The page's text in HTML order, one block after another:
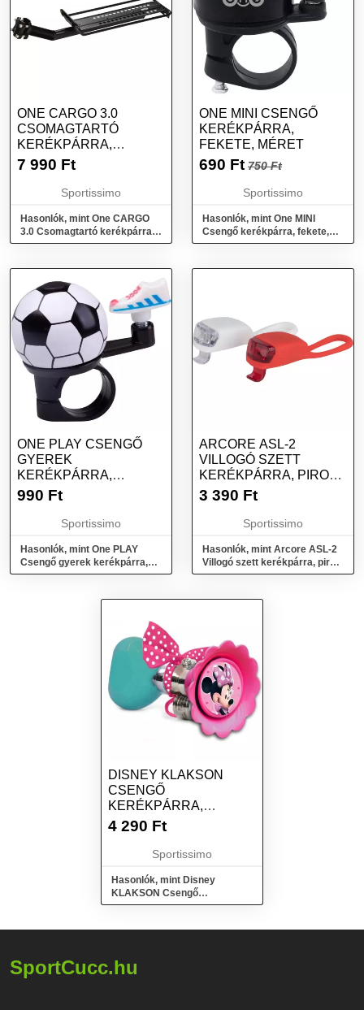
ONE CARGO 3.0
CSOMAGTARTÓ
KERÉKPÁRRA,
FEKETE, MÉRET
7 990 Ft
Sportissimo
Hasonlók, mint One CARGO
3.0 Csomagtartó kerékpárra,
fekete, méret
ONE MINI CSENGŐ
KERÉKPÁRRA,
FEKETE, MÉRET
690 Ft 750 Ft
Sportissimo
Hasonlók, mint One MINI
Csengő kerékpárra, fekete,
méret
ONE PLAY CSENGŐ
GYEREK
KERÉKPÁRRA,
FEKETE, MÉRET
990 Ft
Sportissimo
Hasonlók, mint One PLAY
Csengő gyerek kerékpárra,
fekete, méret
ARCORE ASL-2
VILLOGÓ SZETT
KERÉKPÁRRA, PIROS,
MÉRET
3 390 Ft
Sportissimo
Hasonlók, mint Arcore ASL-2
Villogó szett kerékpárra, piros,
méret
DISNEY KLAKSON
CSENGŐ
KERÉKPÁRRA,
RÓZSASZÍN, MÉRET
4 290 Ft
Sportissimo
Hasonlók, mint Disney
KLAKSON Csengő
kerékpárra, rózsaszín, méret
SportCucc.hu